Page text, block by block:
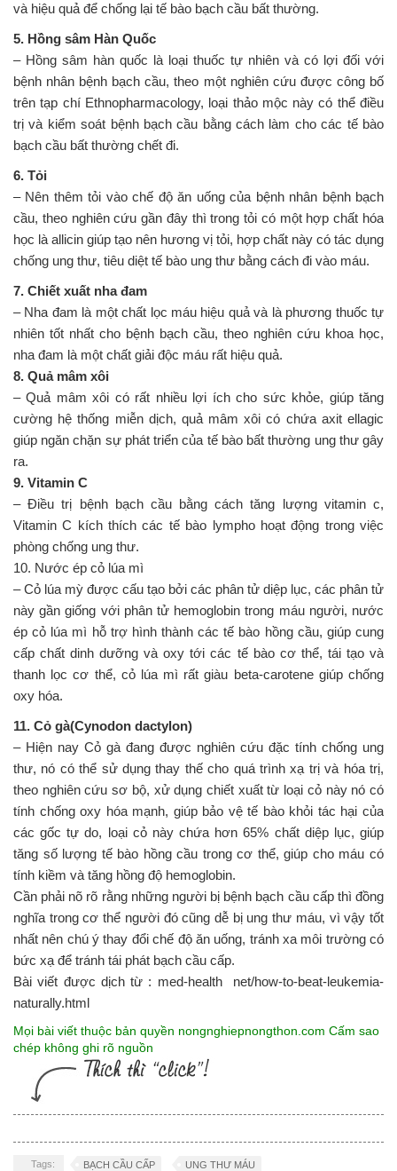
và hiệu quả để chống lại tế bào bạch cầu bất thường.
5. Hồng sâm Hàn Quốc
– Hồng sâm hàn quốc là loại thuốc tự nhiên và có lợi đối với
bệnh nhân bệnh bạch cầu, theo một nghiên cứu được công bố
trên tạp chí Ethnopharmacology, loại thảo mộc này có thể điều
trị và kiểm soát bệnh bạch cầu bằng cách làm cho các tế bào
bạch cầu bất thường chết đi.
6. Tỏi
– Nên thêm tỏi vào chế độ ăn uống của bệnh nhân bệnh bạch
cầu, theo nghiên cứu gần đây thì trong tỏi có một hợp chất hóa
học là allicin giúp tạo nên hương vị tỏi, hợp chất này có tác dụng
chống ung thư, tiêu diệt tế bào ung thư bằng cách đi vào máu.
7. Chiết xuất nha đam
– Nha đam là một chất lọc máu hiệu quả và là phương thuốc tự
nhiên tốt nhất cho bệnh bạch cầu, theo nghiên cứu khoa học,
nha đam là một chất giải độc máu rất hiệu quả.
8. Quả mâm xôi
– Quả mâm xôi có rất nhiều lợi ích cho sức khỏe, giúp tăng
cường hệ thống miễn dịch, quả mâm xôi có chứa axit ellagic
giúp ngăn chặn sự phát triển của tế bào bất thường ung thư gây
ra.
9. Vitamin C
– Điều trị bệnh bạch cầu bằng cách tăng lượng vitamin c,
Vitamin C kích thích các tế bào lympho hoạt động trong việc
phòng chống ung thư.
10. Nước ép cỏ lúa mì
– Cỏ lúa mỳ được cấu tạo bởi các phân tử diệp lục, các phân tử
này gần giống với phân tử hemoglobin trong máu người, nước
ép cỏ lúa mì hỗ trợ hình thành các tế bào hồng cầu, giúp cung
cấp chất dinh dưỡng và oxy tới các tế bào cơ thể, tái tạo và
thanh lọc cơ thể, cỏ lúa mì rất giàu beta-carotene giúp chống
oxy hóa.
11. Cỏ gà(Cynodon dactylon)
– Hiện nay Cỏ gà đang được nghiên cứu đặc tính chống ung
thư, nó có thể sử dụng thay thế cho quá trình xạ trị và hóa trị,
theo nghiên cứu sơ bộ, xử dụng chiết xuất từ loại cỏ này nó có
tính chống oxy hóa mạnh, giúp bảo vệ tế bào khỏi tác hại của
các gốc tự do, loại cỏ này chứa hơn 65% chất diệp lục, giúp
tăng số lượng tế bào hồng cầu trong cơ thể, giúp cho máu có
tính kiềm và tăng hồng độ hemoglobin.
Cần phải nõ rõ rằng những người bị bệnh bạch cầu cấp thì đồng
nghĩa trong cơ thể người đó cũng dễ bị ung thư máu, vì vậy tốt
nhất nên chú ý thay đổi chế độ ăn uống, tránh xa môi trường có
bức xạ để tránh tái phát bạch cầu cấp.
Bài viết được dịch từ : med-health net/how-to-beat-leukemia-
naturally.html
Mọi bài viết thuộc bản quyền nongnghiepnongthon.com Cấm sao
chép không ghi rõ nguồn
Tags: BẠCH CẦU CẤP UNG THƯ MÁU